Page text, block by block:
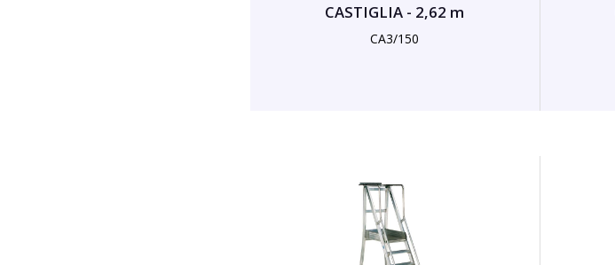
CASTIGLIA - 2,62 m
CA3/150